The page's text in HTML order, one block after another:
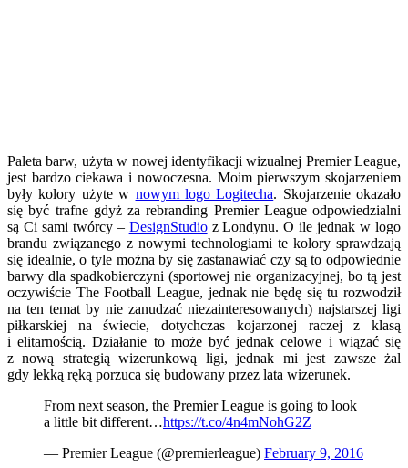
Paleta barw, użyta w nowej identyfikacji wizualnej Premier League,
jest bardzo ciekawa i nowoczesna. Moim pierwszym skojarzeniem
były kolory użyte w nowym logo Logitecha. Skojarzenie okazało
się być trafne gdyż za rebranding Premier League odpowiedzialni
są Ci sami twórcy – DesignStudioz Londynu. O ile jednak w logo
brandu związanego z nowymi technologiami te kolory sprawdzają
się idealnie, o tyle można by się zastanawiać czy są to odpowiednie
barwy dla spadkobierczyni (sportowej nie organizacyjnej, bo tą jest
oczywiście The Football League, jednak nie będę się tu rozwodził
na ten temat by nie zanudzać niezainteresowanych) najstarszej ligi
piłkarskiej na świecie, dotychczas kojarzonej raczej z klasą
i elitarnością. Działanie to może być jednak celowe i wiązać się
z nową strategią wizerunkową ligi, jednak mi jest zawsze żal
gdy lekką ręką porzuca się budowany przez lata wizerunek.
From next season, the Premier League is going to look
a little bit different…https://t.co/4n4mNohG2Z
— Premier League (@premierleague) February 9, 2016